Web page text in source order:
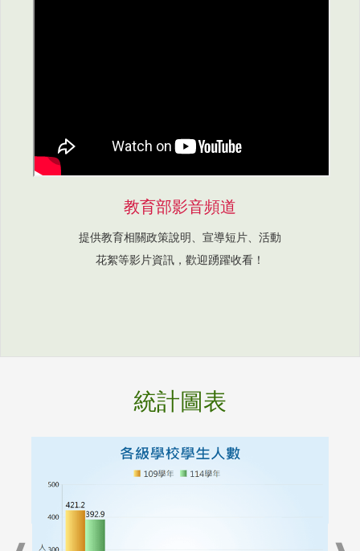
教育部影音頻道
提供教育相關政策說明、宣導短片、活動
花絮等影片資訊，歡迎踴躍收看！
統計圖表